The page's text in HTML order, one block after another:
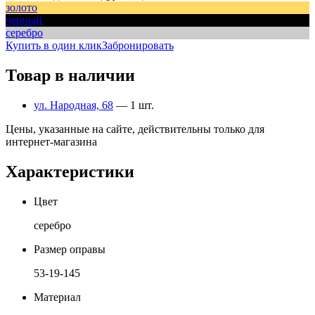
золото
черный
серебро
Купить в один кликЗабронировать
Товар в наличии
ул. Народная, 68 — 1 шт.
Цены, указанные на сайте, действительны только для
интернет-магазина
Характеристики
Цвет
серебро
Размер оправы
53-19-145
Материал